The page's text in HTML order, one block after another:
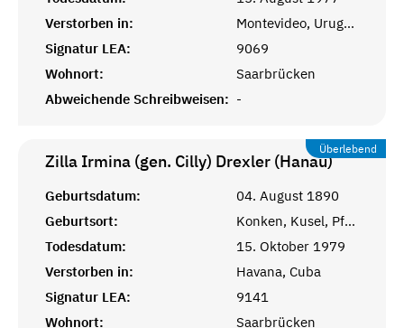
Verstorben in:
Montevideo, Uruguay
Signatur LEA:
9069
Wohnort:
Saarbrücken
Abweichende Schreibweisen: -
Überlebend
Zilla Irmina (gen. Cilly) Drexler (Hanau)
Geburtsdatum:
04. August 1890
Geburtsort:
Konken, Kusel, Pfalz
Todesdatum:
15. Oktober 1979
Verstorben in:
Havana, Cuba
Signatur LEA:
9141
Wohnort:
Saarbrücken